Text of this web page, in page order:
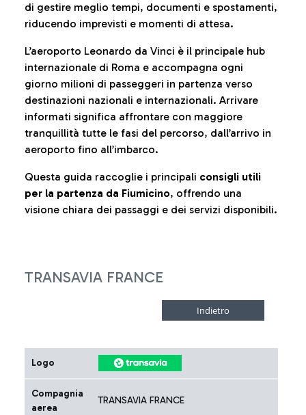
di gestire meglio tempi, documenti e spostamenti,
riducendo imprevisti e momenti di attesa.
L’aeroporto Leonardo da Vinci è il principale hub
internazionale di Roma e accompagna ogni
giorno milioni di passeggeri in partenza verso
destinazioni nazionali e internazionali. Arrivare
informati significa affrontare con maggiore
tranquillità tutte le fasi del percorso, dall’arrivo in
aeroporto fino all’imbarco.
Questa guida raccoglie i principali consigli utili
per la partenza da Fiumicino, offrendo una
visione chiara dei passaggi e dei servizi disponibili.
TRANSAVIA FRANCE
Logo
Compagnia
aerea
TRANSAVIA FRANCE